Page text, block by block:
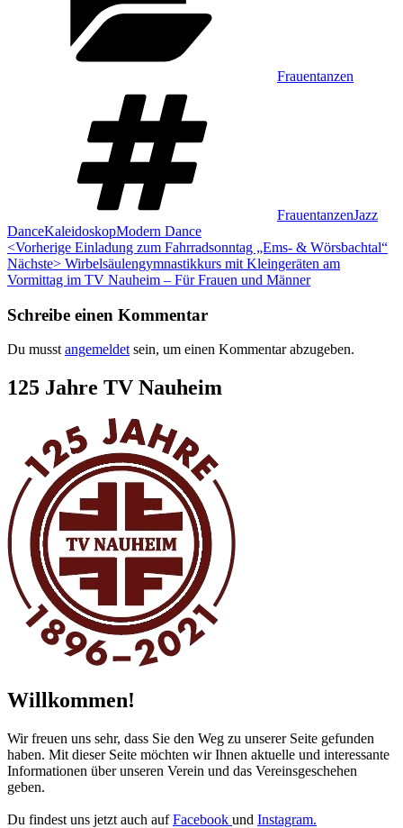
Frauentanzen
FrauentanzenJazz
Dance,Kaleidoskop,Modern Dance
Beitragsnavigation
<Vorherige Vorheriger
Beitrag:
Einladung zum Fahrradsonntag „Ems- & Wörsbachtal“
Nächste> Nächster
Beitrag:
Wirbelsäulengymnastikkurs mit Kleingeräten am
Vormittag im TV Nauheim – Für Frauen und Männer
Schreibe einen Kommentar
Du musst angemeldet sein, um einen Kommentar abzugeben.
Zum
Footer
125 Jahre TV Nauheim
Willkommen!
Wir freuen uns sehr, dass Sie den Weg zu unserer Seite gefunden
haben. Mit dieser Seite möchten wir Ihnen aktuelle und interessante
Informationen über unseren Verein und das Vereinsgeschehen
geben.
Du findest uns jetzt auch aufFacebook und Instagram.